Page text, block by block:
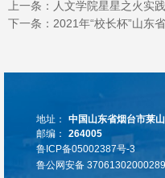
上一条： 人文学院星星之火实
下一条： 2021年“校长杯”山东
地址：
中国山东省烟台市莱
邮编：
264005
鲁ICP备05002387号-3
鲁公网安备